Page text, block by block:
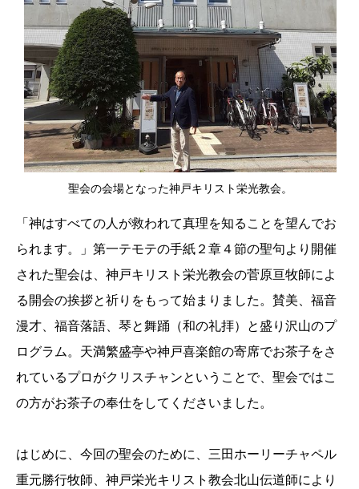
聖会の会場となった神戸キリスト栄光教会。
「神はすべての人が救われて真理を知ることを望んでお
られます。」第一テモテの手紙２章４節の聖句より開催
された聖会は、神戸キリスト栄光教会の菅原亘牧師によ
る開会の挨拶と祈りをもって始まりました。賛美、福音
漫才、福音落語、琴と舞踊（和の礼拝）と盛り沢山のプ
ログラム。天満繁盛亭や神戸喜楽館の寄席でお茶子をさ
れているプロがクリスチャンということで、聖会ではこ
の方がお茶子の奉仕をしてくださいました。
はじめに、今回の聖会のために、三田ホーリーチャペル
重元勝行牧師、神戸栄光キリスト教会北山伝道師により